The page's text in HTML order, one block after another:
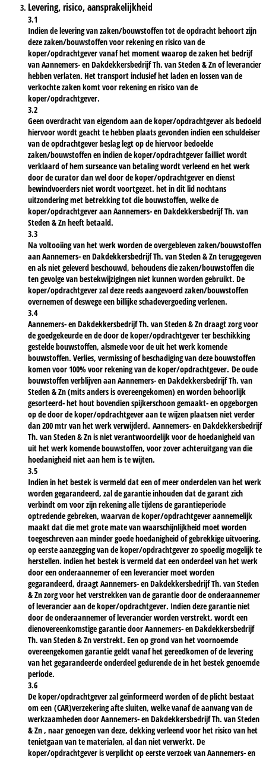
Levering, risico, aansprakelijkheid
3.1
Indien de levering van zaken/bouwstoffen tot de opdracht behoort zijn
deze zaken/bouwstoffen voor rekening en risico van de
koper/opdrachtgever vanaf het moment waarop de zaken het bedrijf
van Aannemers- en Dakdekkersbedrijf Th. van Steden & Zn of leverancier
hebben verlaten. Het transport inclusief het laden en lossen van de
verkochte zaken komt voor rekening en risico van de
koper/opdrachtgever.
3.2
Geen overdracht van eigendom aan de koper/opdrachtgever als bedoeld
hiervoor wordt geacht te hebben plaats gevonden indien een schuldeiser
van de opdrachtgever beslag legt op de hiervoor bedoelde
zaken/bouwstoffen en indien de koper/opdrachtgever failliet wordt
verklaard of hem surseance van betaling wordt verleend en het werk
door de curator dan wel door de koper/opdrachtgever en dienst
bewindvoerders niet wordt voortgezet. het in dit lid nochtans
uitzondering met betrekking tot die bouwstoffen, welke de
koper/opdrachtgever aan Aannemers- en Dakdekkersbedrijf Th. van
Steden & Zn heeft betaald.
3.3
Na voltooiing van het werk worden de overgebleven zaken/bouwstoffen
aan Aannemers- en Dakdekkersbedrijf Th. van Steden & Zn teruggegeven
en als niet geleverd beschouwd, behoudens die zaken/bouwstoffen die
ten gevolge van bestekwijzigingen niet kunnen worden gebruikt. De
koper/opdrachtgever zal deze reeds aangevoerd zaken/bouwstoffen
overnemen of deswege een billijke schadevergoeding verlenen.
3.4
Aannemers- en Dakdekkersbedrijf Th. van Steden & Zn draagt zorg voor
de goedgekeurde en de door de koper/opdrachtgever ter beschikking
gestelde bouwstoffen, alsmede voor de uit het werk komende
bouwstoffen. Verlies, vermissing of beschadiging van deze bouwstoffen
komen voor 100% voor rekening van de koper/opdrachtgever. De oude
bouwstoffen verblijven aan Aannemers- en Dakdekkersbedrijf Th. van
Steden & Zn (mits anders is overeengekomen) en worden behoorlijk
gesorteerd- het hout bovendien spijkerschoon gemaakt- en opgeborgen
op de door de koper/opdrachtgever aan te wijzen plaatsen niet verder
dan 200 mtr van het werk verwijderd. Aannemers- en Dakdekkersbedrijf
Th. van Steden & Zn is niet verantwoordelijk voor de hoedanigheid van
uit het werk komende bouwstoffen, voor zover achteruitgang van die
hoedanigheid niet aan hem is te wijten.
3.5
Indien in het bestek is vermeld dat een of meer onderdelen van het werk
worden gegarandeerd, zal de garantie inhouden dat de garant zich
verbindt om voor zijn rekening alle tijdens de garantieperiode
optredende gebreken, waarvan de koper/opdrachtgever aannemelijk
maakt dat die met grote mate van waarschijnlijkheid moet worden
toegeschreven aan minder goede hoedanigheid of gebrekkige uitvoering,
op eerste aanzegging van de koper/opdrachtgever zo spoedig mogelijk te
herstellen. indien het bestek is vermeld dat een onderdeel van het werk
door een onderaannemer of een leverancier moet worden
gegarandeerd, draagt Aannemers- en Dakdekkersbedrijf Th. van Steden
& Zn zorg voor het verstrekken van de garantie door de onderaannemer
of leverancier aan de koper/opdrachtgever. Indien deze garantie niet
door de onderaannemer of leverancier worden verstrekt, wordt een
dienovereenkomstige garantie door Aannemers- en Dakdekkersbedrijf
Th. van Steden & Zn verstrekt. Een op grond van het voornoemde
overeengekomen garantie geldt vanaf het gereedkomen of de levering
van het gegarandeerde onderdeel gedurende de in het bestek genoemde
periode.
3.6
De koper/opdrachtgever zal geïnformeerd worden of de plicht bestaat
om een (CAR)verzekering afte sluiten, welke vanaf de aanvang van de
werkzaamheden door Aannemers- en Dakdekkersbedrijf Th. van Steden
& Zn , naar genoegen van deze, dekking verleend voor het risico van het
tenietgaan van te materialen, al dan niet verwerkt. De
koper/opdrachtgever is verplicht op eerste verzoek van Aannemers- en